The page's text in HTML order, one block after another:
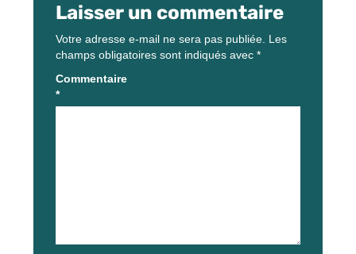
Laisser un commentaire
Votre adresse e-mail ne sera pas publiée. Les
champs obligatoires sont indiqués avec *
Commentaire
*